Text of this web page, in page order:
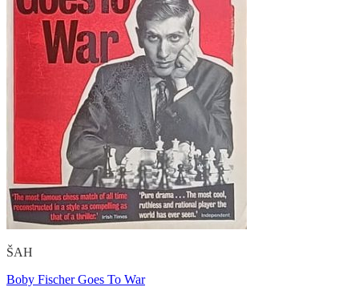
ŠAH
Boby Fischer Goes To War